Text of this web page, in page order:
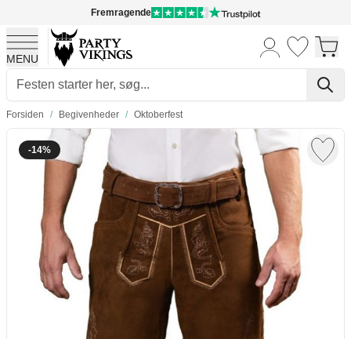
Fremragende
MENU
Skip to Content
Forsiden / Begivenheder / Oktoberfest
-14%